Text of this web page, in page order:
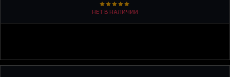
НЕТ В НАЛИЧИИ